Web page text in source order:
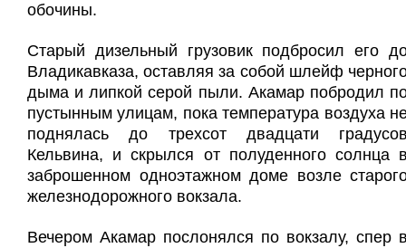
обочины.
Старый дизельный грузовик подбросил его
Владикавказа, оставляя за собой шлейф
дыма и липкой серой пыли. Акамар побродил
пустынным улицам, пока температура воздуха
поднялась до трехсот двадцати
Кельвина, и скрылся от полуденного солнца
заброшенном одноэтажном доме возле
железнодорожного вокзала.
Вечером Акамар послонялся по вокзалу, спер